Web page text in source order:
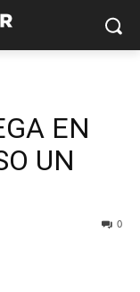
EN
UN
0